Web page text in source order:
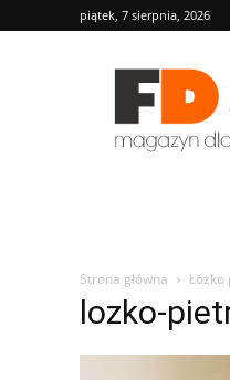
piątek, 7 sierpnia, 2026
FD
Strona główna Łóżko
lozko-